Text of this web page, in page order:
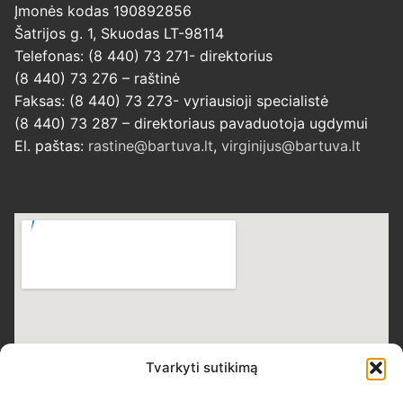
Tvarkyti sutikimą
Įmonės kodas 190892856
Šatrijos g. 1, Skuodas LT-98114
Telefonas: (8 440) 73 271- direktorius
(8 440) 73 276 – raštinė
Faksas: (8 440) 73 273- vyriausioji specialistė
(8 440) 73 287 – direktoriaus pavaduotoja ugdymui
El. paštas: rastine@bartuva.lt, virginijus@bartuva.lt